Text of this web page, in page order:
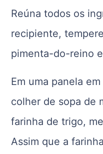
Reúna todos os
recipiente,
pimenta-do-reino
Em uma panela
colher de sopa de
farinha de trigo,
Assim que a